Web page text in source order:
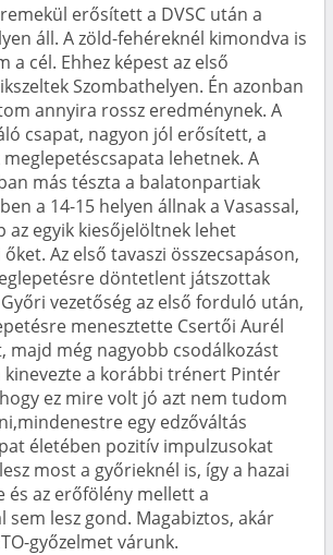
erősített a DVSC után a
áll. A zöld-fehéreknél kimondva is
a cél. Ehhez képest az első
Szombathelyen. Én azonban
annyira rossz eredménynek. A
csapat, nagyon jól erősített, a
meglepetéscsapata lehetnek. A
más tészta a balatonpartiak
a 14-15 helyen állnak a Vasassal,
az egyik kiesőjelöltnek lehet
Az első tavaszi összecsapáson,
döntetlent játszottak
vezetőség az első forduló után,
menesztette Csertői Aurél
majd még nagyobb csodálkozást
kinevezte a korábbi trénert Pintér
ez mire volt jó azt nem tudom
egy edzőváltás
életében pozitív impulzusokat
most a győrieknél is, így a hazai
és az erőfölény mellett a
sem lesz gond. Magabiztos, akár
győzelmet várunk.